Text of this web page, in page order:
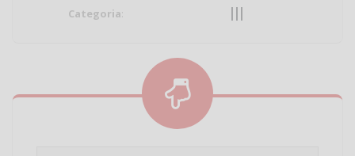
Categoria: III